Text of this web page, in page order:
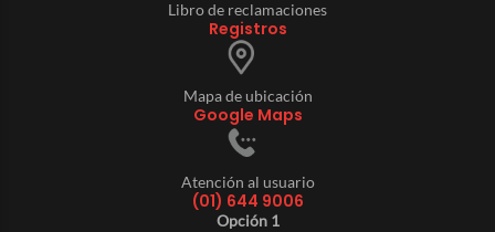
Libro de reclamaciones
Registros
Mapa de ubicación
Google Maps
Atención al usuario
(01) 644 9006
Opción 1